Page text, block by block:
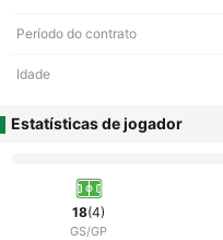
Período do contrato
Idade
Estatísticas de jogador
18(4)
GS/GP